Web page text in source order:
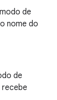
de
nome do
de